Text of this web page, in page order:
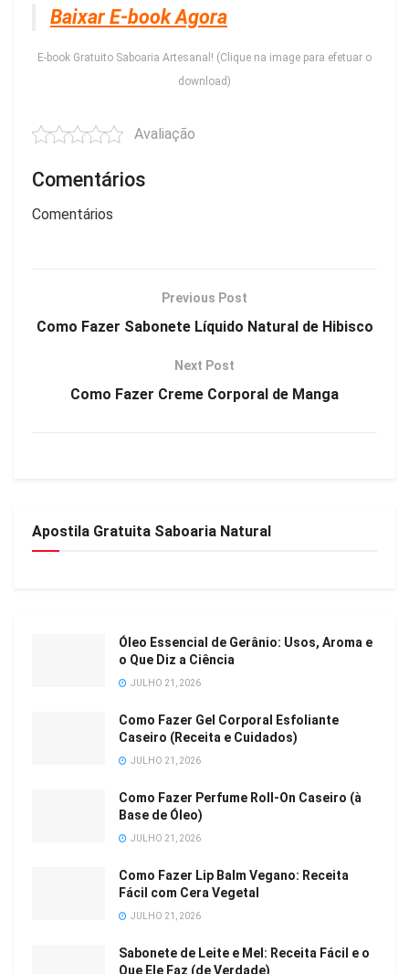
Baixar E-book Agora
E-book Gratuito Saboaria Artesanal! (Clique na image para efetuar o
download)
Avaliação
Comentários
Comentários
Previous Post
Como Fazer Sabonete Líquido Natural de Hibisco
Next Post
Como Fazer Creme Corporal de Manga
Apostila Gratuita Saboaria Natural
Óleo Essencial de Gerânio: Usos, Aroma e
o Que Diz a Ciência
JULHO 21, 2026
Como Fazer Gel Corporal Esfoliante
Caseiro (Receita e Cuidados)
JULHO 21, 2026
Como Fazer Perfume Roll-On Caseiro (à
Base de Óleo)
JULHO 21, 2026
Como Fazer Lip Balm Vegano: Receita
Fácil com Cera Vegetal
JULHO 21, 2026
Sabonete de Leite e Mel: Receita Fácil e o
Que Ele Faz (de Verdade)